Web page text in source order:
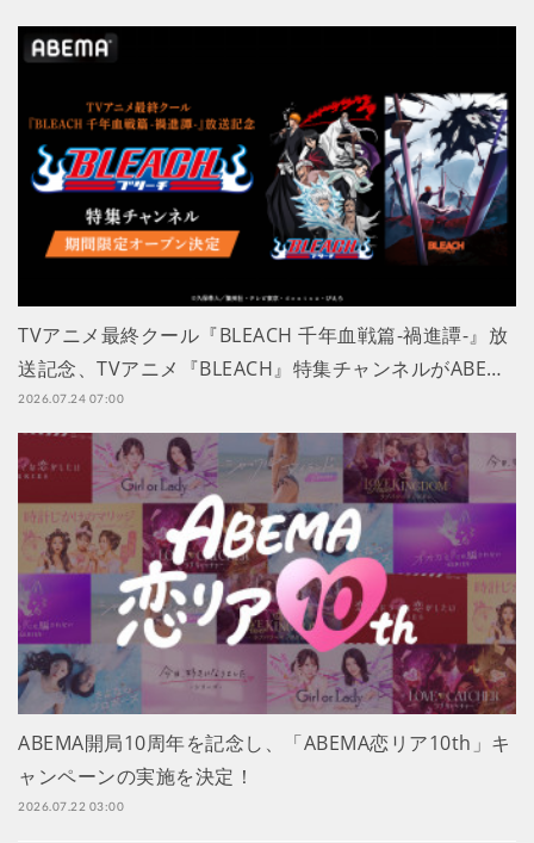
TVアニメ最終クール『BLEACH 千年血戦篇-禍進譚-』放
送記念、TVアニメ『BLEACH』特集チャンネルがABE…
2026.07.24 07:00
ABEMA開局10周年を記念し、「ABEMA恋リア10th」キ
ャンペーンの実施を決定！
2026.07.22 03:00